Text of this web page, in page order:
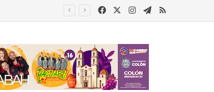
FacebookInstagram
Telegram
RSS